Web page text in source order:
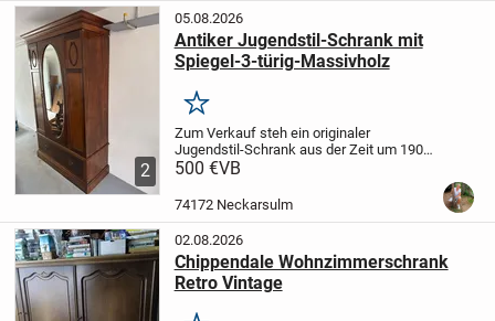
2
05.08.2026
Antiker Jugendstil-Schrank mit
Spiegel-3-türig-Massivholz
Merken
Zum Verkauf steh ein originaler
Jugendstil-Schrank aus der Zeit um 1900-
1920 Maße:
Höhe, 45 cm Tiefe(7 Haken, 1
Kleiderstang...
500 €VB
74172 Neckarsulm
02.08.2026
Chippendale Wohnzimmerschrank
Retro Vintage